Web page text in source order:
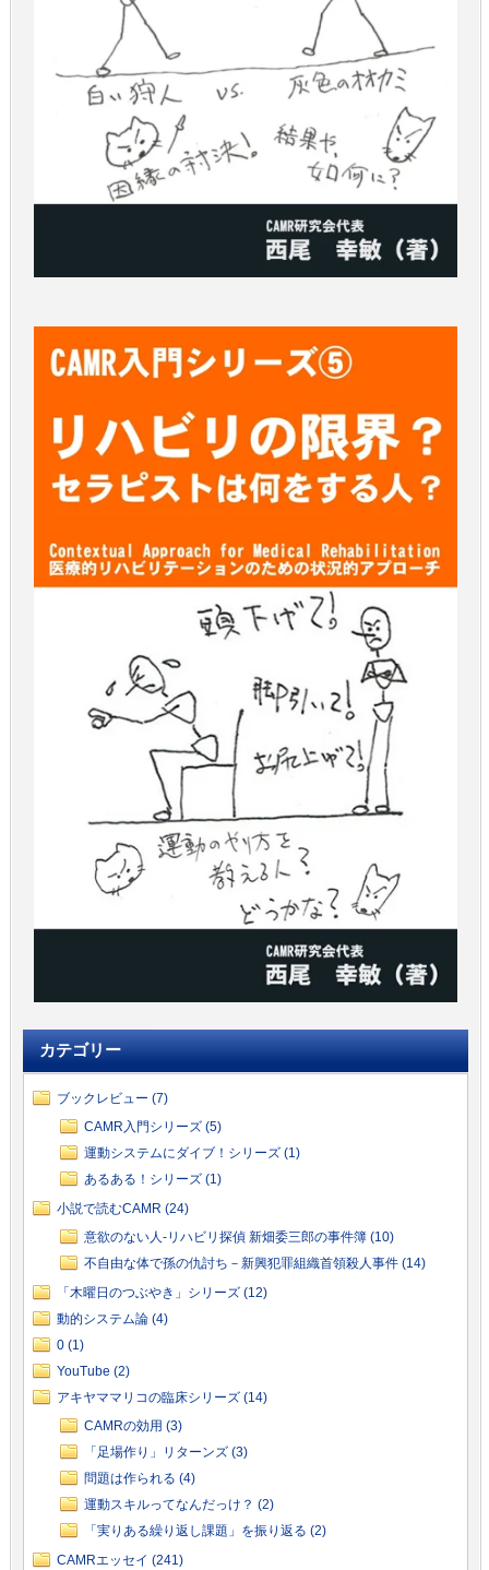
カテゴリー
ブックレビュー (7)
CAMR入門シリーズ (5)
運動システムにダイブ！シリーズ (1)
あるある！シリーズ (1)
小説で読むCAMR (24)
意欲のない人-リハビリ探偵 新畑委三郎の事件簿 (10)
不自由な体で孫の仇討ち－新興犯罪組織首領殺人事件 (14)
「木曜日のつぶやき」シリーズ (12)
動的システム論 (4)
0 (1)
YouTube (2)
アキヤママリコの臨床シリーズ (14)
CAMRの効用 (3)
「足場作り」リターンズ (3)
問題は作られる (4)
運動スキルってなんだっけ？ (2)
「実りある繰り返し課題」を振り返る (2)
CAMRエッセイ (241)